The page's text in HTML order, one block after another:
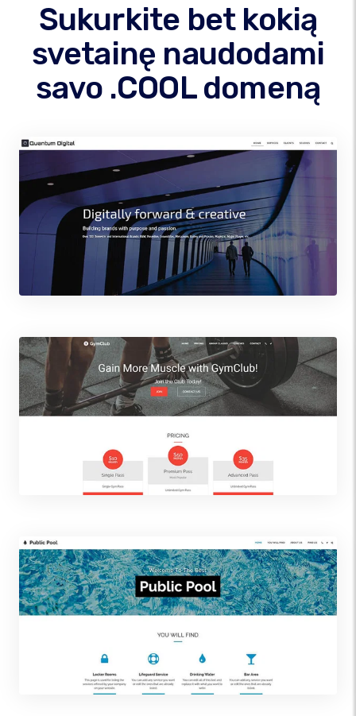
Sukurkite bet kokią
svetainę naudodami
savo .COOL domeną